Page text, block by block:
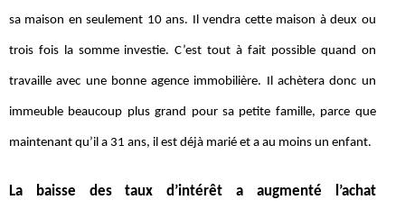
sa maison en seulement 10 ans. Il vendra cette maison à deux ou
trois fois la somme investie. C’est tout à fait possible quand on
travaille avec une bonne agence immobilière. Il achètera donc un
immeuble beaucoup plus grand pour sa petite famille, parce que
maintenant qu’il a 31 ans, il est déjà marié et a au moins un enfant.
La baisse des taux d’intérêt a augmenté l’achat